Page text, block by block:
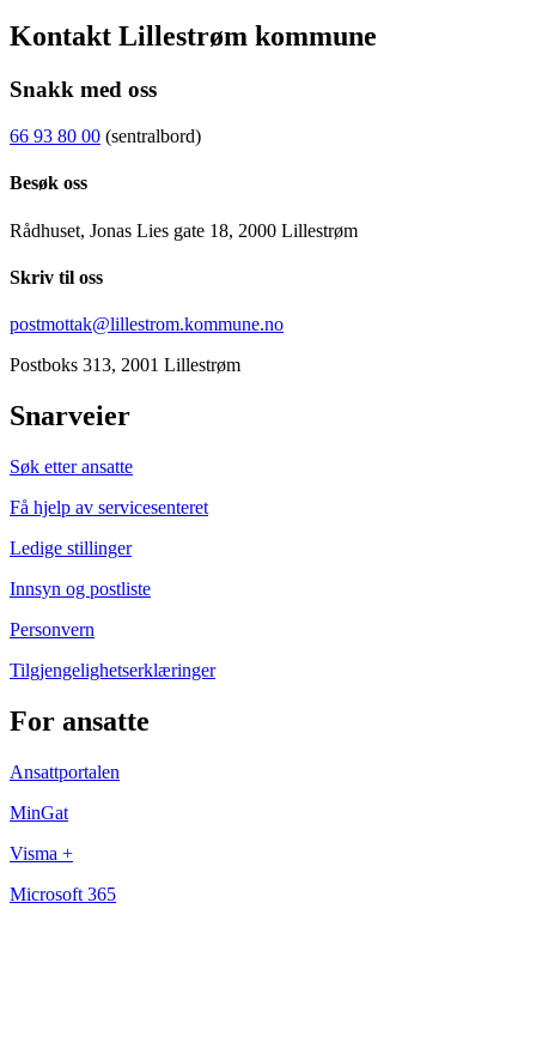
Kontakt Lillestrøm kommune
Snakk med oss
66 93 80 00 (sentralbord)
Besøk oss
Rådhuset, Jonas Lies gate 18, 2000 Lillestrøm
Skriv til oss
postmottak@lillestrom.kommune.no
Postboks 313, 2001 Lillestrøm
Snarveier
Søk etter ansatte
Få hjelp av servicesenteret
Ledige stillinger
Innsyn og postliste
Personvern
Tilgjengelighetserklæringer
For ansatte
Ansattportalen
MinGat
Visma +
Microsoft 365